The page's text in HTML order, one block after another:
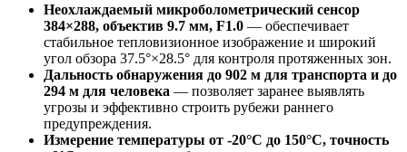
Неохлаждаемый микроболометрический сенсор
384×288, объектив 9.7 мм, F1.0 — обеспечивает
стабильное тепловизионное изображение и широкий
угол обзора 37.5°×28.5° для контроля протяженных зон.
Дальность обнаружения до 902 м для транспорта и до
294 м для человека — позволяет заранее выявлять
угрозы и эффективно строить рубежи раннего
предупреждения.
Измерение температуры от -20°C до 150°C, точность